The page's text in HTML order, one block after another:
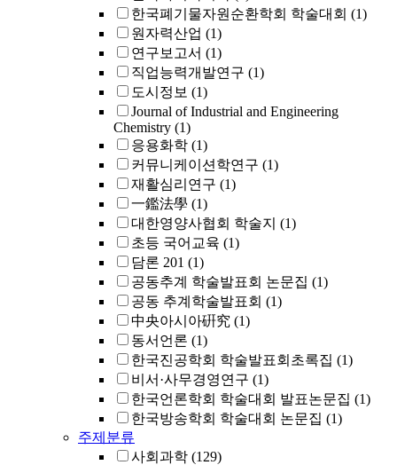
한국폐기물자원순환학회 학술대회 (1)
원자력산업 (1)
연구보고서 (1)
직업능력개발연구 (1)
도시정보 (1)
Journal of Industrial and Engineering
Chemistry (1)
응용화학 (1)
커뮤니케이션학연구 (1)
재활심리연구 (1)
一鑑法學 (1)
대한영양사협회 학술지 (1)
초등 국어교육 (1)
담론 201 (1)
공동추계 학술발표회 논문집 (1)
공동 추계학술발표회 (1)
中央아시아硏究 (1)
동서언론 (1)
한국진공학회 학술발표회초록집 (1)
비서·사무경영연구 (1)
한국언론학회 학술대회 발표논문집 (1)
한국방송학회 학술대회 논문집 (1)
주제분류
사회과학 (129)